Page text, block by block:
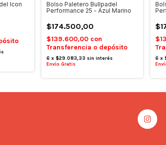
Icon
Bolso Paletero Bullpadel
Performance 25 - Azul Marino
$174.500,00
$139.600,00 con
Transferencia o depósito
6 x$29.083,33 sin interés
Envío Gratis
6 x